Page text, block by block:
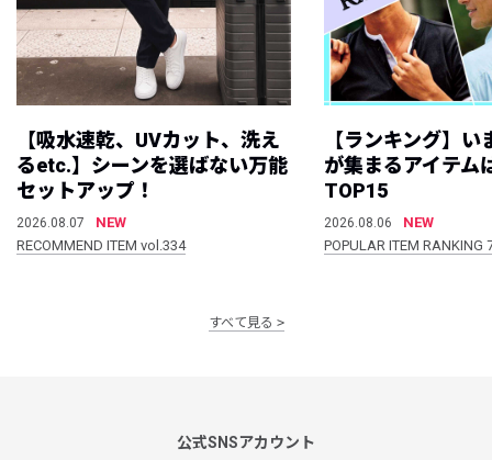
【吸水速乾、UVカット、洗え
るetc.】シーンを選ばない万能
セットアップ！
2026.08.07
NEW
RECOMMEND ITEM vol.334
【ランキング】
が集まるアイテム
TOP15
2026.08.06
NEW
POPULAR ITEM
すべて見る
公式SNSアカウント